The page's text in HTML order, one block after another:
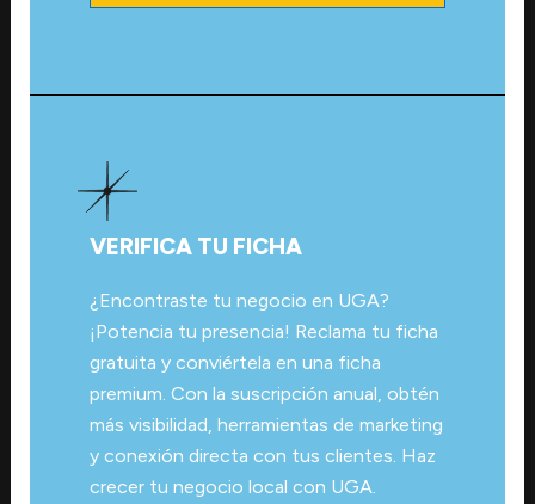
VERIFICA TU FICHA
¿Encontraste tu negocio en UGA?
¡Potencia tu presencia! Reclama tu ficha
gratuita y conviértela en una ficha
premium. Con la suscripción anual, obtén
más visibilidad, herramientas de marketing
y conexión directa con tus clientes. Haz
crecer tu negocio local con UGA.